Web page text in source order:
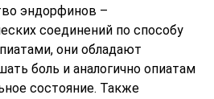
эндорфинов –
соединений по способу
они обладают
боль и аналогично опиатам
состояние. Также